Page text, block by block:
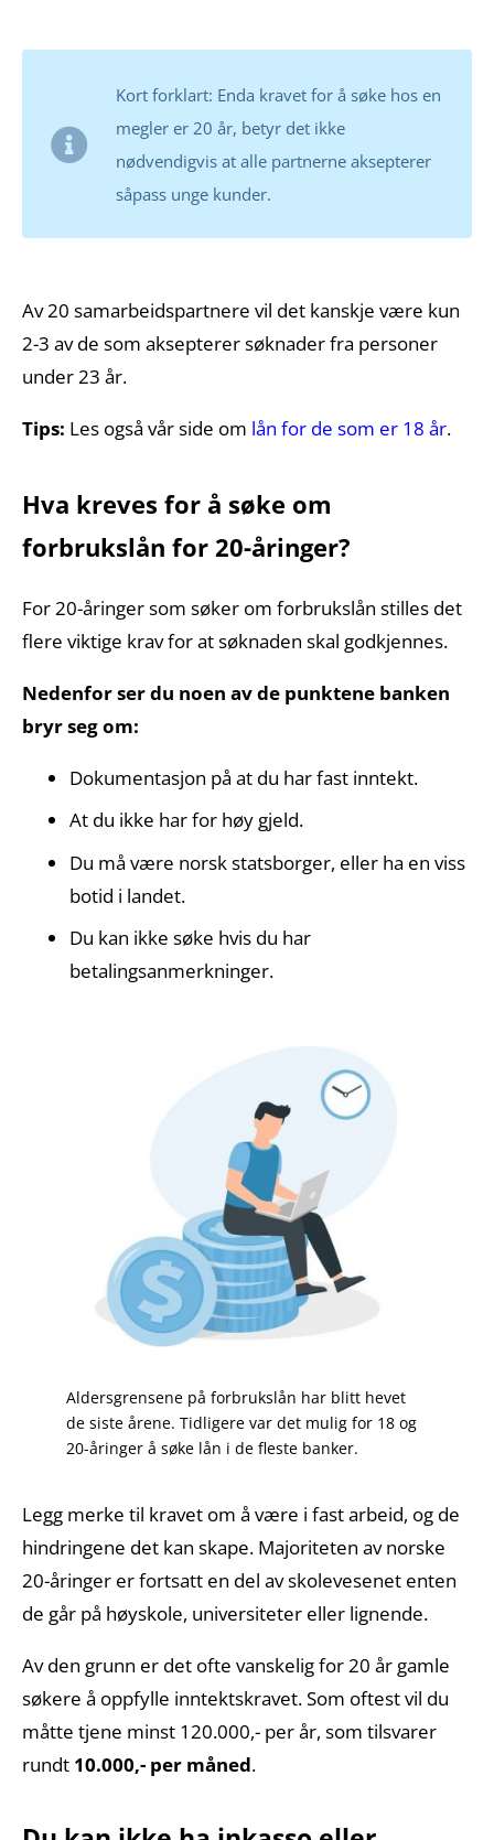
Kort forklart: Enda kravet for å søke hos en
megler er 20 år, betyr det ikke
nødvendigvis at alle partnerne aksepterer
såpass unge kunder.
Av 20 samarbeidspartnere vil det kanskje være kun
2-3 av de som aksepterer søknader fra personer
under 23 år.
Tips: Les også vår side om lån for de som er 18 år.
Hva kreves for å søke om
forbrukslån for 20-åringer?
For 20-åringer som søker om forbrukslån stilles det
flere viktige krav for at søknaden skal godkjennes.
Nedenfor ser du noen av de punktene banken
bryr seg om:
Dokumentasjon på at du har fast inntekt.
At du ikke har for høy gjeld.
Du må være norsk statsborger, eller ha en viss
botid i landet.
Du kan ikke søke hvis du har
betalingsanmerkninger.
Aldersgrensene på forbrukslån har blitt hevet
de siste årene. Tidligere var det mulig for 18 og
20-åringer å søke lån i de fleste banker.
Legg merke til kravet om å være i fast arbeid, og de
hindringene det kan skape. Majoriteten av norske
20-åringer er fortsatt en del av skolevesenet enten
de går på høyskole, universiteter eller lignende.
Av den grunn er det ofte vanskelig for 20 år gamle
søkere å oppfylle inntektskravet. Som oftest vil du
måtte tjene minst 120.000,- per år, som tilsvarer
rundt 10.000,- per måned.